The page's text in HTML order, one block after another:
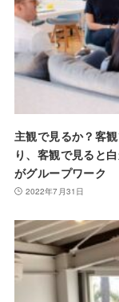
主観で見るか？客
り、客観で見ると
がグループワーク
2022年7月31日